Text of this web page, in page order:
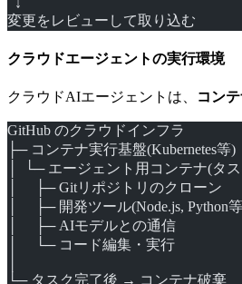
  ↓
変更をレビューして取り込む
クラウドエージェントの実行環境
クラウドAIエージェントは、 コン
GitHub のクラウドインフラ
├─ コンテナ実行基盤(Kubernetes等)
│  └─ エージェント用コンテナ(タ
│     ├─ Gitリポジトリのクローン
│     ├─ 開発ツール(Node.js, Python
│     ├─ AIモデルとの通信
│     └─ コード編集・実行
└─ タスク完了後 → コンテナ破棄